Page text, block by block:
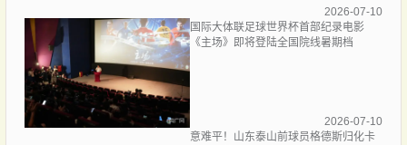
2026-07-10
国际大体联足球世界杯首部纪录电影
《主场》即将登陆全国院线暑期档
2026-07-10
意难平！山东泰山前球员格德斯归化卡